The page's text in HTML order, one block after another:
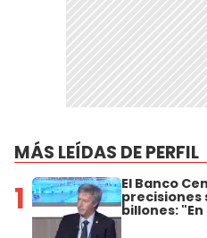
MÁS LEÍDAS DE PERFIL
1 El Banco
precisiones
billones: